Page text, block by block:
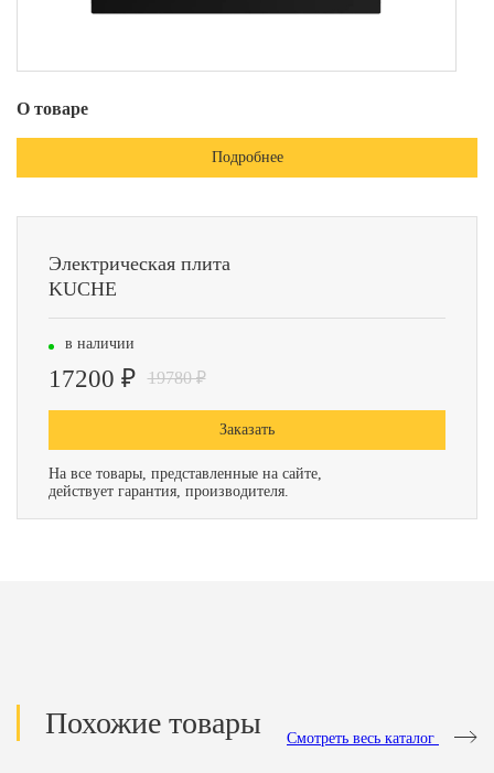
О товаре
Подробнее
Электрическая плита
KUCHE
в наличии
17200 ₽ 19780 ₽
Заказать
На все товары, представленные на сайте,
действует гарантия, производителя.
Похожие товары Смотреть весь каталог